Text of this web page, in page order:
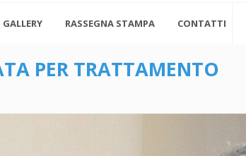
RASSEGNA STAMPA CONTATTI
PER TRATTAMENTO